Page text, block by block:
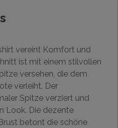
vereint Komfort und
ist mit einem stilvollen
versehen, die dem
verleiht. Der
Spitze verziert und
Look. Die dezente
betont die schöne